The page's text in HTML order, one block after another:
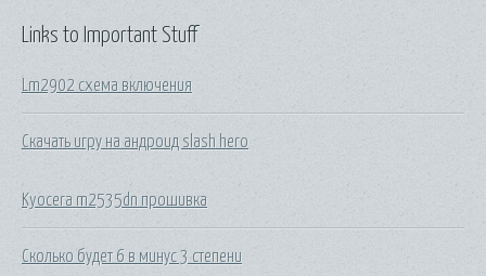
Links to Important Stuff
Lm2902 схема включения
Скачать игру на андроид slash hero
Kyocera m2535dn прошивка
Сколько будет 6 в минус 3 степени